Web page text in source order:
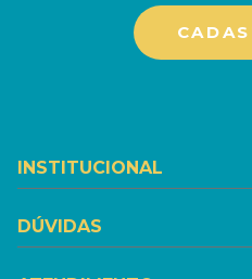
INSTITUCIONAL
DÚVIDAS